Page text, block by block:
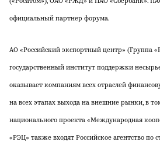
(«Росатом»), ОАО «РЖД» и ПАО «Сбербанк».
официальный партнер форума.
АО «Российский экспортный центр» (Группа
государственный институт поддержки
оказывает компаниям всех отраслей
на всех этапах выхода на внешние рынки, в
национального проекта «Международная
«РЭЦ» также входят Российское агентство по